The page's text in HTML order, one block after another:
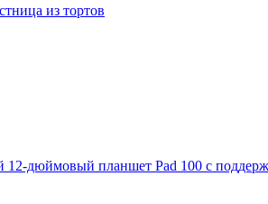
из тортов
12-дюймовый планшет Pad 100 с